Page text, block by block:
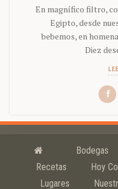
En magnífico filtro,
Egipto, desde
bebemos, en
Diez
Bodegas
Recetas
Hoy
Lugares